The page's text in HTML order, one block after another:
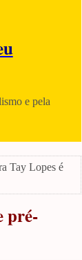
e pela
Tay Lopes é
pré-